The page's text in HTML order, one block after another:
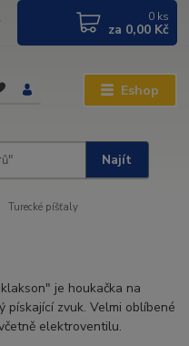
Eshop
Najít
0 ks
za 0,00 Kč
Turecké píšťaly
je houkačka na
pískající zvuk. Velmi oblíbené
elektroventilu.